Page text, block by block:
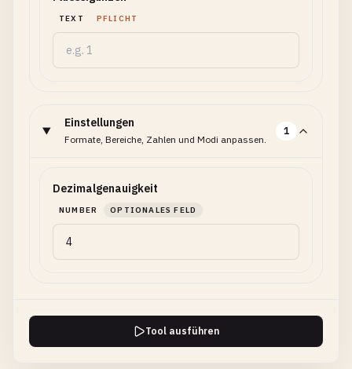
TEXT PFLICHT
Einstellungen
Formate, Bereiche, Zahlen und Modi anpassen.
1
Dezimalgenauigkeit
NUMBER OPTIONALES FELD
Tool ausführen